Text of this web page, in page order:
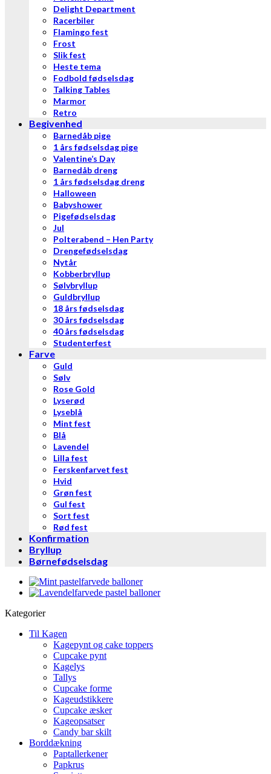
Delight Department
Racerbiler
Flamingo fest
Frost
Slik fest
Heste tema
Fodbold fødselsdag
Talking Tables
Marmor
Retro
Begivenhed
Barnedåb pige
1 års fødselsdag pige
Valentine’s Day
Barnedåb dreng
1 års fødselsdag dreng
Halloween
Babyshower
Pigefødselsdag
Jul
Polterabend – Hen Party
Drengefødselsdag
Nytår
Kobberbryllup
Sølvbryllup
Guldbryllup
18 års fødselsdag
30 års fødselsdag
40 års fødselsdag
Studenterfest
Farve
Guld
Sølv
Rose Gold
Lyserød
Lyseblå
Mint fest
Blå
Lavendel
Lilla fest
Ferskenfarvet fest
Hvid
Grøn fest
Gul fest
Sort fest
Rød fest
Konfirmation
Bryllup
Børnefødselsdag
Kategorier
Til Kagen
Kagepynt og cake toppers
Cupcake pynt
Kagelys
Tallys
Cupcake forme
Kageudstikkere
Cupcake æsker
Kageopsatser
Candy bar skilt
Borddækning
Paptallerkener
Papkrus